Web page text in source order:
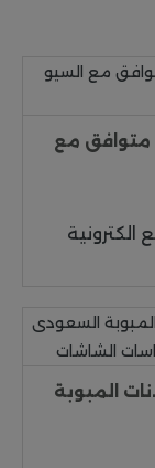
متوافق مع
المبوبة